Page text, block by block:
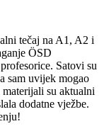
tečaj na A1, A2 i
ÖSD
Satovi su
sam uvijek mogao
su aktualni
dodatne vježbe.